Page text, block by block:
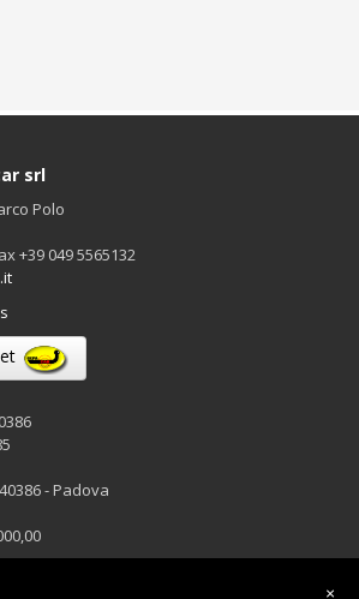
srl
Polo
+39 049 5565132
- Padova
×